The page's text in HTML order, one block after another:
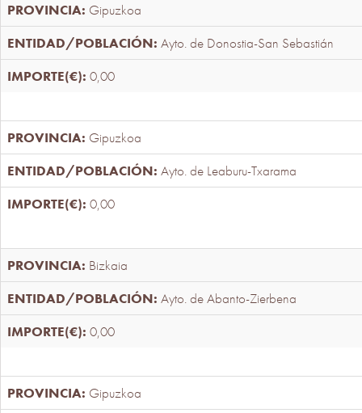
Gipuzkoa
Ayto. de Donostia-San Sebastián
0,00
Gipuzkoa
Ayto. de Leaburu-Txarama
0,00
Bizkaia
Ayto. de Abanto-Zierbena
0,00
Gipuzkoa